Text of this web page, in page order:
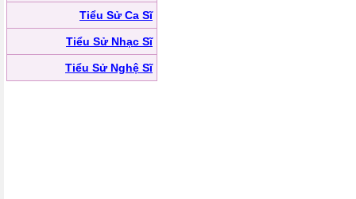
Tiểu Sử Ca Sĩ
Tiểu Sử Nhạc Sĩ
Tiểu Sử Nghệ Sĩ